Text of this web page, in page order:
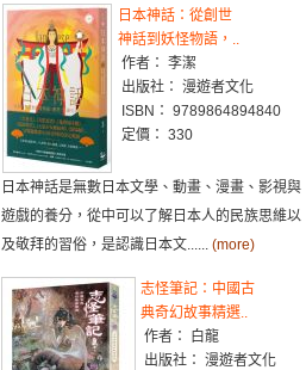
日本神話：從創世
神話到妖怪物語，..
作者： 李潔
出版社： 漫遊者文化
ISBN： 9789864894840
定價： 330
日本神話是無數日本文學、動畫、漫畫、影視與
遊戲的養分，從中可以了解日本人的民族思維以
及敬拜的習俗，是認識日本文...... (more)
志怪筆記：中國古
典奇幻故事精選..
作者： 白龍
出版社： 漫遊者文化